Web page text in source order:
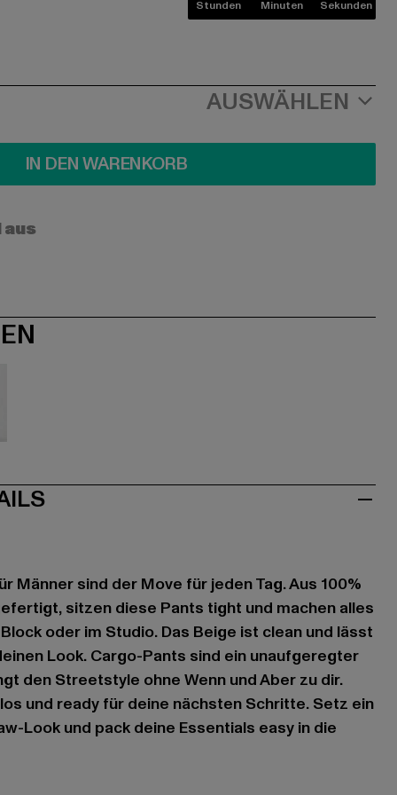
Stunden Minuten Sekunden
AUSWÄHLEN
IN DEN WARENKORB
Männer sind der Move für jeden Tag. Aus 100%
sitzen diese Pants tight und machen alles
oder im Studio. Das Beige ist clean und lässt
Look. Cargo-Pants sind ein unaufgeregter
den Streetstyle ohne Wenn und Aber zu dir.
und ready für deine nächsten Schritte. Setz ein
Look und pack deine Essentials easy in die